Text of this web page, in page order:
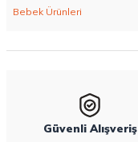
Bebek Ürünleri
Güvenli Alışveriş